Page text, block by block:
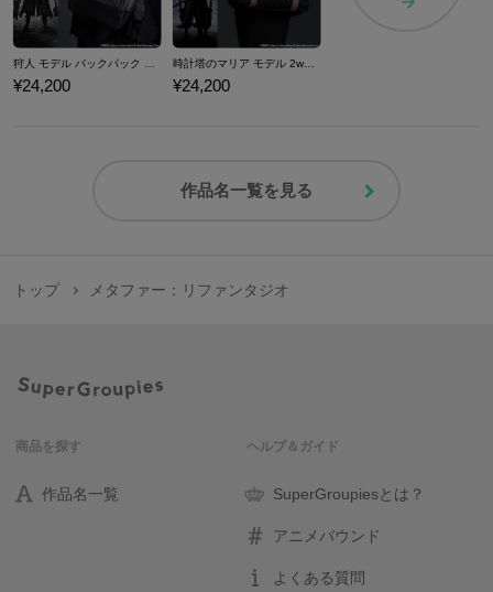
¥24,200
時計塔のマリア モデル 2wayトートバッグ Bloodborne
¥24,200
作品名一覧を見る
トップ メタファー：リファンタジオ
商品を探す
作品名一覧
ヘルプ＆ガイド
SuperGroupiesとは？
アニメバウンド
よくある質問